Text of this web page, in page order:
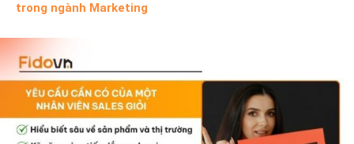
trong ngành Marketing